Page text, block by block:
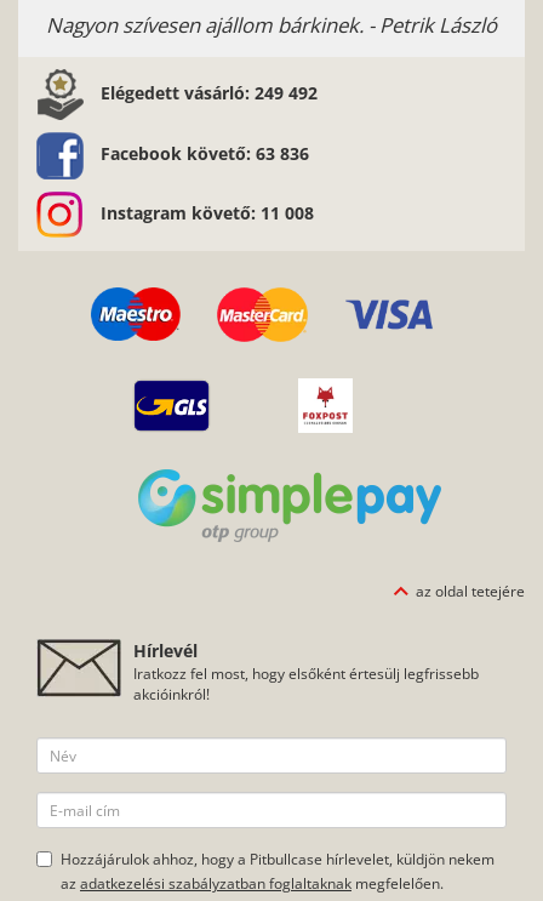
Nagyon szívesen ajállom bárkinek. - Petrik László
Elégedett vásárló: 249 492
Facebook követő: 63 836
Instagram követő: 11 008
az oldal tetejére
Hírlevél
Iratkozz fel most, hogy elsőként értesülj legfrissebb
akcióinkról!
Hozzájárulok ahhoz, hogy a Pitbullcase hírlevelet, küldjön nekem
az adatkezelési szabályzatban foglaltaknak megfelelően.